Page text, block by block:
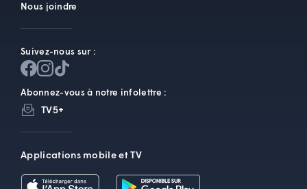
Nous joindre
Suivez-nous sur :
Abonnez-vous à notre infolettre :
TV5+
Applications mobile et TV